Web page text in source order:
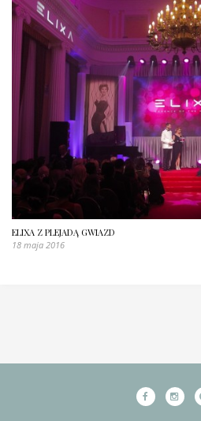
ELIXA Z PLEJADĄ GWIAZD
18 maja 2016